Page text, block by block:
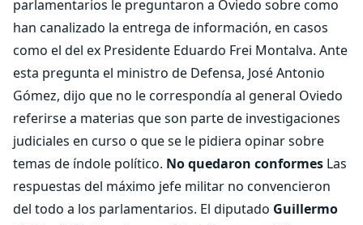
parlamentarios le preguntaron a Oviedo sobre como
han canalizado la entrega de información, en casos
como el del ex Presidente Eduardo Frei Montalva. Ante
esta pregunta el ministro de Defensa, José Antonio
Gómez, dijo que no le correspondía al general Oviedo
referirse a materias que son parte de investigaciones
judiciales en curso o que se le pidiera opinar sobre
temas de índole político. No quedaron conformes Las
respuestas del máximo jefe militar no convencieron
del todo a los parlamentarios. El diputado Guillermo